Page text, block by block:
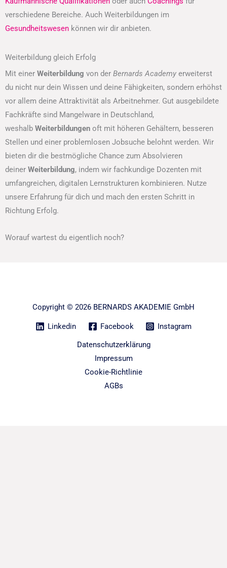
verschiedene Bereiche. Auch Weiterbildungen im
Gesundheitswesen können wir dir anbieten.
Weiterbildung gleich Erfolg
Mit einer Weiterbildung von der Bernards Academy erweiterst
du nicht nur dein Wissen und deine Fähigkeiten, sondern erhöhst
vor allem deine Attraktivität als Arbeitnehmer. Gut ausgebildete
Fachkräfte sind Mangelware in Deutschland,
weshalb Weiterbildungen oft mit höheren Gehältern, besseren
Stellen und einer problemlosen Jobsuche belohnt werden. Wir
bieten dir die bestmögliche Chance zum Absolvieren
deiner Weiterbildung, indem wir fachkundige Dozenten mit
umfangreichen, digitalen Lernstrukturen kombinieren. Nutze
unsere Erfahrung für dich und mach den ersten Schritt in
Richtung Erfolg.
Worauf wartest du eigentlich noch?
Copyright © 2026 BERNARDS AKADEMIE GmbH
Linkedin Facebook
Instagram
Datenschutzerklärung
Impressum
Cookie-Richtlinie
AGBs